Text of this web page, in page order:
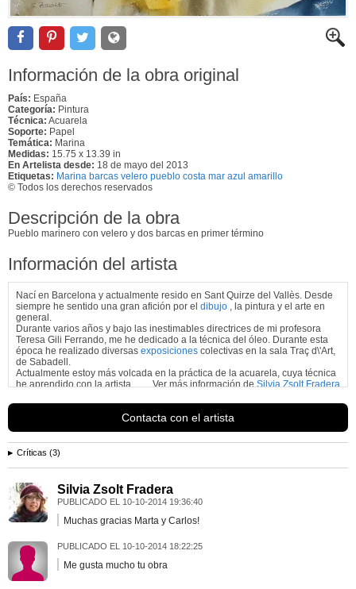
Información de la obra original
País: España
Categoría: Pintura
Técnica: Acuarela
Soporte: Papel
Temática: Marina
Medidas: 15.75 x 13.39 in
En Artelista desde: 18 de mayo del 2013
Etiquetas: Marina barcas velero pueblo costa mar azul amarillo
© Todos los derechos reservados
Descripción de la obra
Pueblo marinero con velero y dos barcas en primer término
Información del artista
Nací en Barcelona y actualmente resido en Sant Quirze del Vallès. Desde
siempre he sentido una gran afición por el dibujo , la pintura y el arte en
general.
Durante varios años y bajo las inestimables directrices de mi profesora
Teresa Gili Ferrando, me he dedicado a la técnica del óleo. Durante esta
época he realizado diversas exposiciones colectivas en la sala Traç d\'Art,
de Sabadell.
Actualmente estoy más volcada en la práctica de la acuarela, cuya técnica
he aprendido con la artista...
Ver más información deSilvia Zsolt Fradera
Contacta con el artista
Críticas (3)
Silvia Zsolt Fradera
PUBLICADO EL 10-10-2014 19:36:40
Muchas gracias Marta y Carlos!
PUBLICADO EL 10-10-2014 18:22:25
Me gusta mucho tu obra